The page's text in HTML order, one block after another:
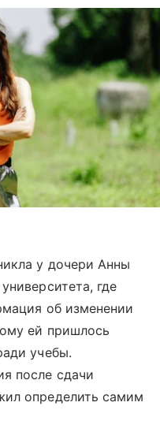
у дочери Анны
где
об изменении
ей пришлось
учебы.
после сдачи
определить самим